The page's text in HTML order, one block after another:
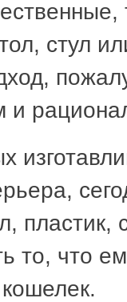
стул
и
пластик,
то, что